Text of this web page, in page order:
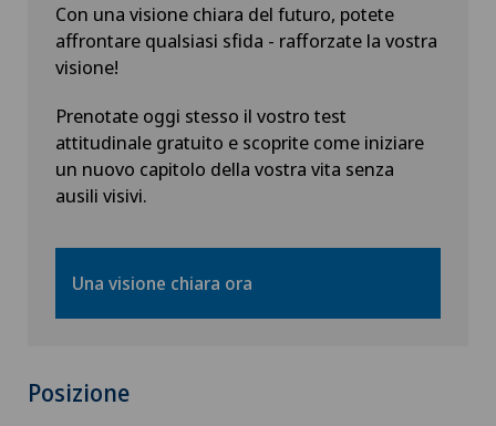
Con una visione chiara del futuro, potete
affrontare qualsiasi sfida - rafforzate la vostra
visione!
Prenotate oggi stesso il vostro test
attitudinale gratuito e scoprite come iniziare
un nuovo capitolo della vostra vita senza
ausili visivi.
Una visione chiara ora
Posizione